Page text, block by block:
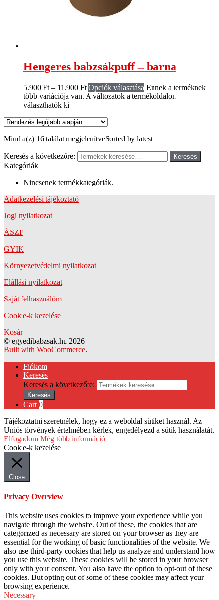
Hengeres babzsákpuff – barna
5.900 Ft – 11.900 Ft Opciók választása Ennek a terméknek
több variációja van. A változatok a termékoldalon
választhatók ki
Mind a(z) 16 találat megjelenítveSorted by latest
Keresés a következőre: Keresés
Kategóriák
Nincsenek termékkategóriák.
Adatkezelési tájékoztató
Jogi nyilatkozat
ÁSZF
GYIK
Környezetvédelmi nyilatkozat
Elállási nyilatkozat
Saját felhasználóm
Cookie-k kezelése
Kosár
© egyedibabzsak.hu 2026
Built with WooCommerce.
Fiókom
Keresés
Keresés a következőre:
Keresés
Cart 0
Tájékoztatni szeretnélek, hogy ez a weboldal sütiket használ. Az
Uniós törvények értelmében kérlek, engedélyezd a sütik használatát.
Elfogadom Még több információ
Cookie-k kezelése
Close
Privacy Overview
This website uses cookies to improve your experience while you
navigate through the website. Out of these, the cookies that are
categorized as necessary are stored on your browser as they are
essential for the working of basic functionalities of the website. We
also use third-party cookies that help us analyze and understand how
you use this website. These cookies will be stored in your browser
only with your consent. You also have the option to opt-out of these
cookies. But opting out of some of these cookies may affect your
browsing experience.
Necessary